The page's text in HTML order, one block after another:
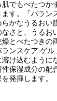
でもべたつか
す。「バラン
かなうるおい
さと、うるお
とべたつきの
ンスケア ゲ
け込むように
保湿成分の配
発揮します。